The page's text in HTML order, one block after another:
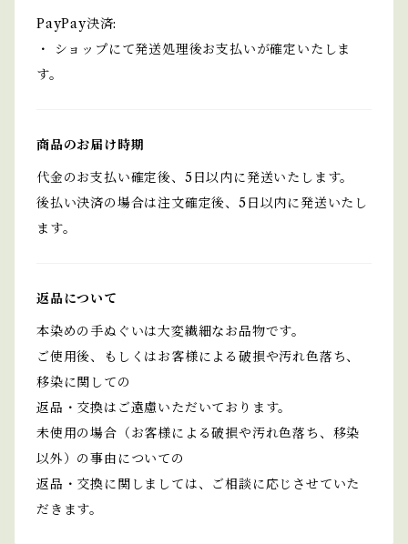
PayPay決済:
・ ショップにて発送処理後お支払いが確定いたしま
す。
商品のお届け時期
代金のお支払い確定後、5日以内に発送いたします。
後払い決済の場合は注文確定後、5日以内に発送いたし
ます。
返品について
本染めの手ぬぐいは大変繊細なお品物です。
ご使用後、もしくはお客様による破損や汚れ色落ち、
移染に関しての
返品・交換はご遠慮いただいております。
未使用の場合（お客様による破損や汚れ色落ち、移染
以外）の事由についての
返品・交換に関しましては、ご相談に応じさせていた
だきます。